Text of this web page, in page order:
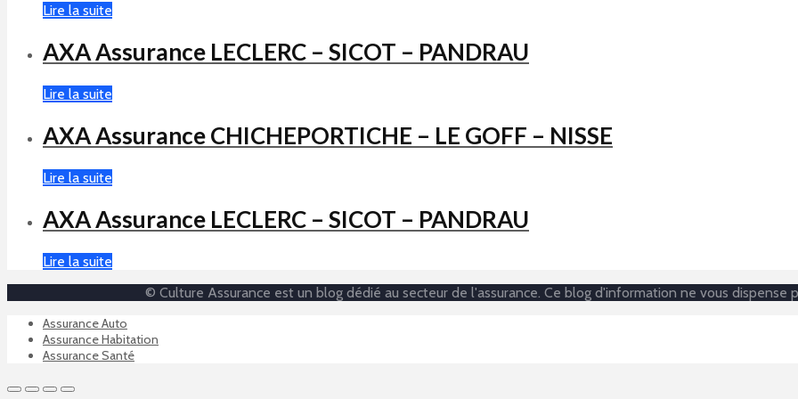
Lire la suite
AXA Assurance LECLERC – SICOT – PANDRAU
Lire la suite
AXA Assurance CHICHEPORTICHE – LE GOFF – NISSE
Lire la suite
AXA Assurance LECLERC – SICOT – PANDRAU
Lire la suite
© Culture Assurance est un blog dédié au secteur de l'assurance. Ce blog d'information ne vous dispense
Assurance Auto
Assurance Habitation
Assurance Santé